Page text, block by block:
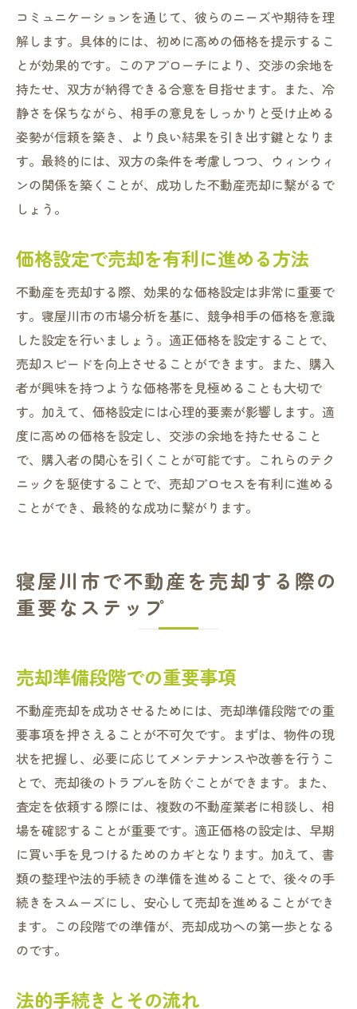
コミュニケーションを通じて、彼らのニーズや期待を理
解します。具体的には、初めに高めの価格を提示するこ
とが効果的です。このアプローチにより、交渉の余地を
持たせ、双方が納得できる合意を目指せます。また、冷
静さを保ちながら、相手の意見をしっかりと受け止める
姿勢が信頼を築き、より良い結果を引き出す鍵となりま
す。最終的には、双方の条件を考慮しつつ、ウィンウィ
ンの関係を築くことが、成功した不動産売却に繋がるで
しょう。
価格設定で売却を有利に進める方法
不動産を売却する際、効果的な価格設定は非常に重要で
す。寝屋川市の市場分析を基に、競争相手の価格を意識
した設定を行いましょう。適正価格を設定することで、
売却スピードを向上させることができます。また、購入
者が興味を持つような価格帯を見極めることも大切で
す。加えて、価格設定には心理的要素が影響します。適
度に高めの価格を設定し、交渉の余地を持たせること
で、購入者の関心を引くことが可能です。これらのテク
ニックを駆使することで、売却プロセスを有利に進める
ことができ、最終的な成功に繋がります。
寝屋川市で不動産を売却する際の
重要なステップ
売却準備段階での重要事項
不動産売却を成功させるためには、売却準備段階での重
要事項を押さえることが不可欠です。まずは、物件の現
状を把握し、必要に応じてメンテナンスや改善を行うこ
とで、売却後のトラブルを防ぐことができます。また、
査定を依頼する際には、複数の不動産業者に相談し、相
場を確認することが重要です。適正価格の設定は、早期
に買い手を見つけるためのカギとなります。加えて、書
類の整理や法的手続きの準備を進めることで、後々の手
続きをスムーズにし、安心して売却を進めることができ
ます。この段階での準備が、売却成功への第一歩となる
のです。
法的手続きとその流れ